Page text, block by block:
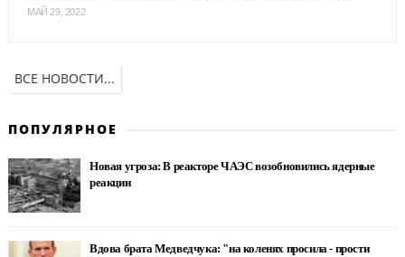
МАЙ 29, 2022
ВСЕ НОВОСТИ...
ПОПУЛЯРНОЕ
Новая угроза: В реакторе ЧАЭС возобновились ядерные
реакции
Вдова брата Медведчука: "на коленях просила - прости